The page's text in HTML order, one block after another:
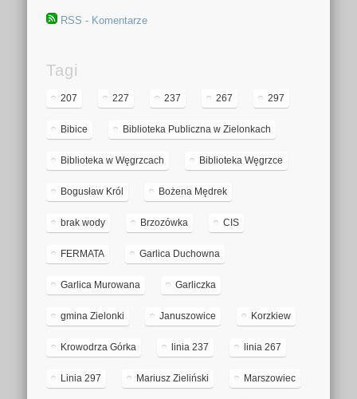
RSS - Komentarze
Tagi
207 227 237 267 297
Bibice Biblioteka Publiczna w Zielonkach
Biblioteka w Węgrzcach Biblioteka Węgrzce
Bogusław Król Bożena Mędrek
brak wody Brzozówka CIS
FERMATA Garlica Duchowna
Garlica Murowana Garliczka
gmina Zielonki Januszowice Korzkiew
Krowodrza Górka linia 237 linia 267
Linia 297 Mariusz Zieliński Marszowiec